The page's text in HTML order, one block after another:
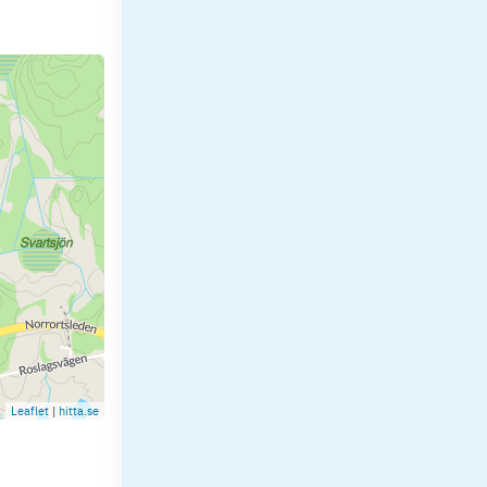
Leaflet | hitta.se